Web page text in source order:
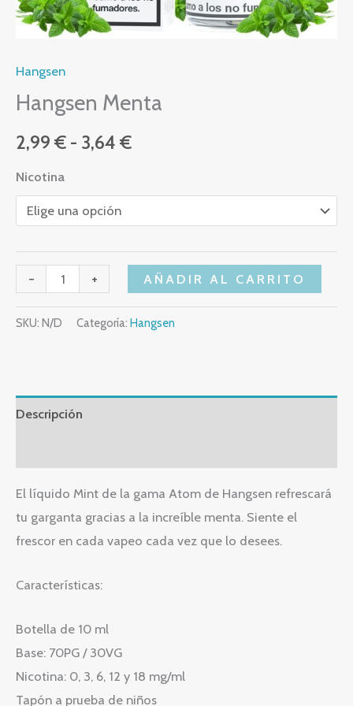
Hangsen
Hangsen Menta
2,99 € - 3,64 €
Nicotina
- + AÑADIR AL CARRITO
SKU: N/D Categoría: Hangsen
Descripción
El líquido Mint de la gama Atom de Hangsen refrescará
tu garganta gracias a la increíble menta. Siente el
frescor en cada vapeo cada vez que lo desees.
Características:
Botella de 10 ml
Base: 70PG / 30VG
Nicotina: 0, 3, 6, 12 y 18 mg/ml
Tapón a prueba de niños